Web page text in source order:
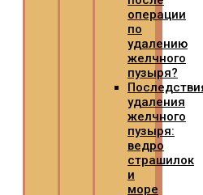
операции
по
удалению
желчного
пузыря?
удаления
желчного
пузыря:
ведро
страшилок
и
море